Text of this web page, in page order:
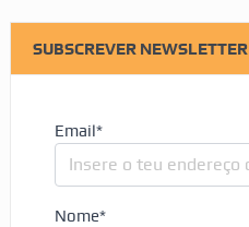
SUBSCREVER NEWSLETTER
Email*
Nome*